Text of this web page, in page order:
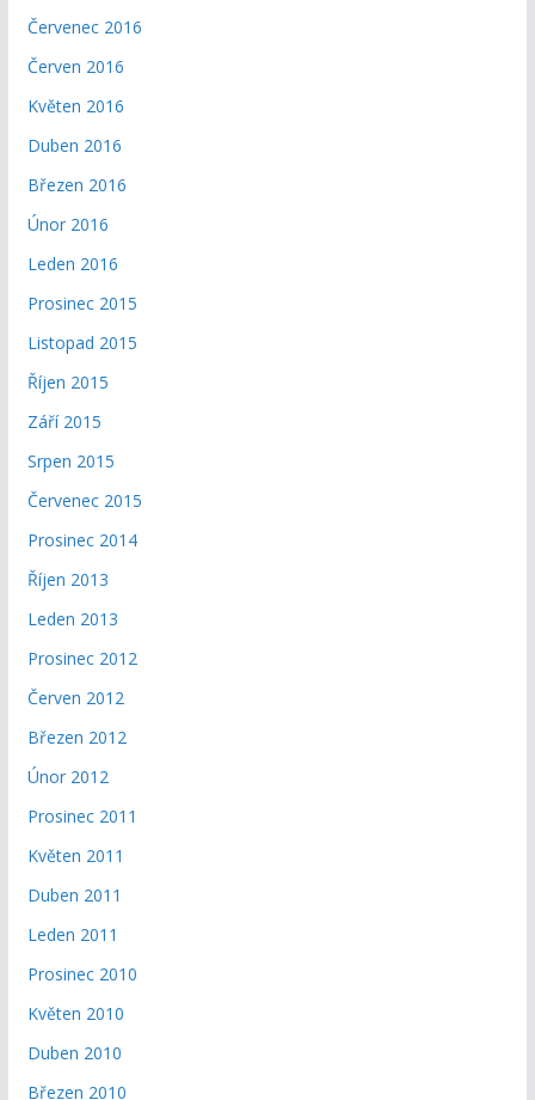
Červenec 2016
Červen 2016
Květen 2016
Duben 2016
Březen 2016
Únor 2016
Leden 2016
Prosinec 2015
Listopad 2015
Říjen 2015
Září 2015
Srpen 2015
Červenec 2015
Prosinec 2014
Říjen 2013
Leden 2013
Prosinec 2012
Červen 2012
Březen 2012
Únor 2012
Prosinec 2011
Květen 2011
Duben 2011
Leden 2011
Prosinec 2010
Květen 2010
Duben 2010
Březen 2010